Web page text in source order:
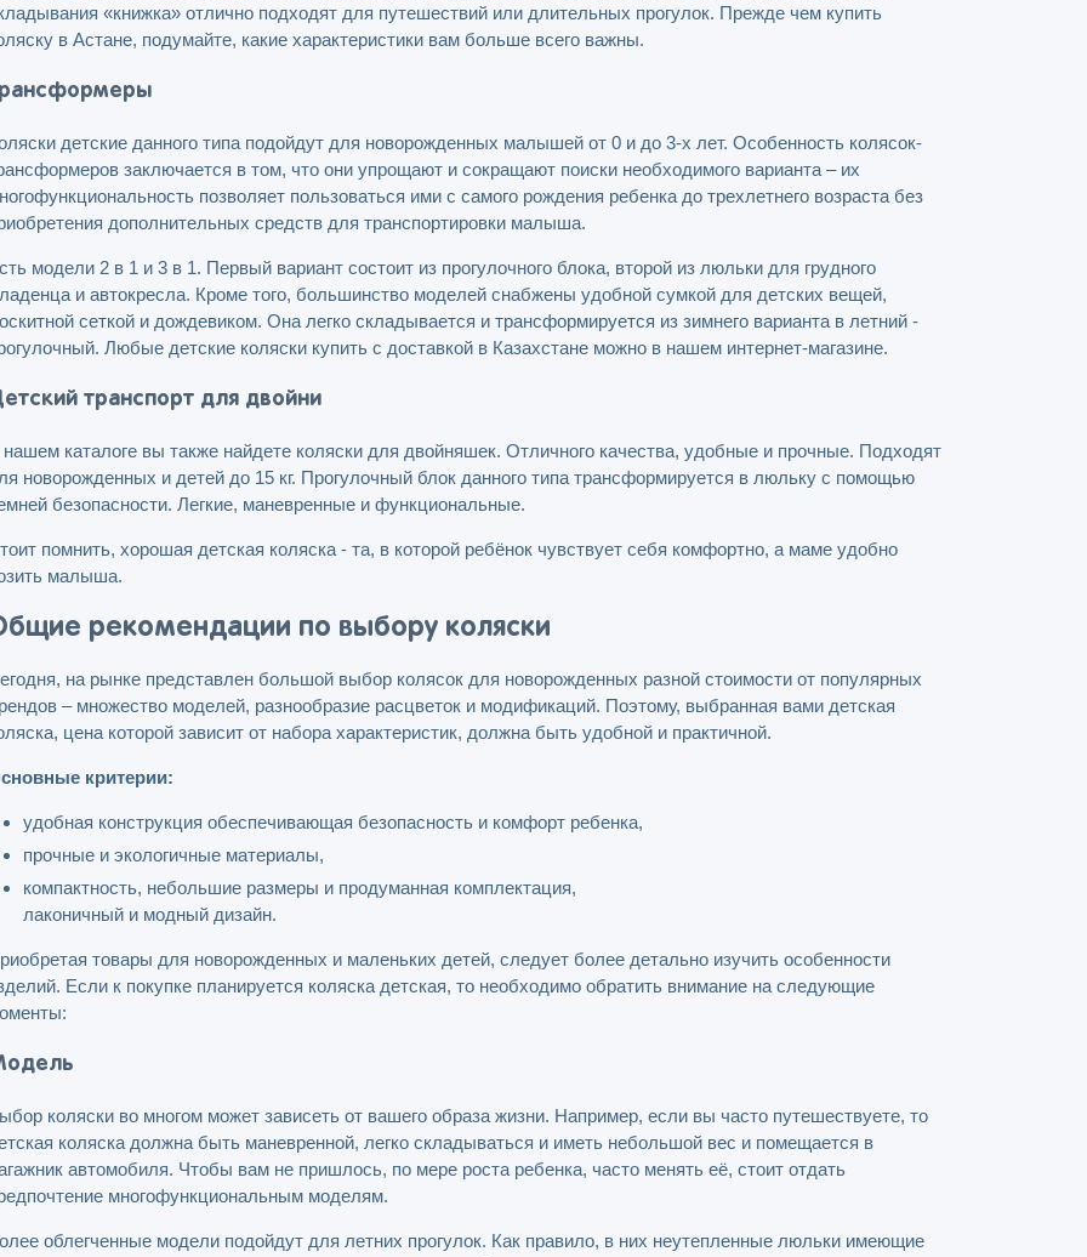
«книжка» отлично подходят для путешествий или длительных прогулок. Прежде чем купить
в Астане, подумайте, какие характеристики вам больше всего важны.
детские данного типа подойдут для новорожденных малышей от 0 и до 3-х лет. Особенность колясок-
заключается в том, что они упрощают и сокращают поиски необходимого варианта – их
позволяет пользоваться ими с самого рождения ребенка до трехлетнего возраста без
дополнительных средств для транспортировки малыша.
модели 2 в 1 и 3 в 1. Первый вариант состоит из прогулочного блока, второй из люльки для грудного
и автокресла. Кроме того, большинство моделей снабжены удобной сумкой для детских вещей,
сеткой и дождевиком. Она легко складывается и трансформируется из зимнего варианта в летний -
Любые детские коляски купить с доставкой в Казахстане можно в нашем интернет-магазине.
транспорт для двойни
каталоге вы также найдете коляски для двойняшек. Отличного качества, удобные и прочные. Подходят
новорожденных и детей до 15 кг. Прогулочный блок данного типа трансформируется в люльку с помощью
безопасности. Легкие, маневренные и функциональные.
помнить, хорошая детская коляска - та, в которой ребёнок чувствует себя комфортно, а маме удобно
малыша.
рекомендации по выбору коляски
на рынке представлен большой выбор колясок для новорожденных разной стоимости от популярных
– множество моделей, разнообразие расцветок и модификаций. Поэтому, выбранная вами детская
цена которой зависит от набора характеристик, должна быть удобной и практичной.
критерии:
удобная конструкция обеспечивающая безопасность и комфорт ребенка,
прочные и экологичные материалы,
компактность, небольшие размеры и продуманная комплектация,
лаконичный и модный дизайн.
товары для новорожденных и маленьких детей, следует более детально изучить особенности
Если к покупке планируется коляска детская, то необходимо обратить внимание на следующие
коляски во многом может зависеть от вашего образа жизни. Например, если вы часто путешествуете, то
коляска должна быть маневренной, легко складываться и иметь небольшой вес и помещается в
автомобиля. Чтобы вам не пришлось, по мере роста ребенка, часто менять её, стоит отдать
многофункциональным моделям.
облегченные модели подойдут для летних прогулок. Как правило, в них неутепленные люльки имеющие